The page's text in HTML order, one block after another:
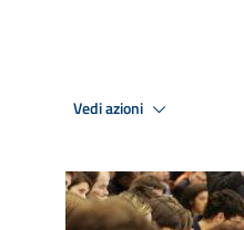
Vedi azioni